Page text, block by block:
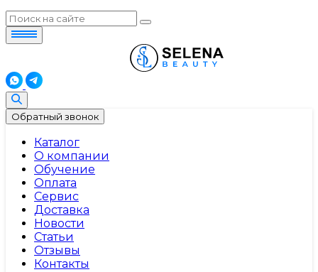
Обратный звонок
Каталог
О компании
Обучение
Оплата
Сервис
Доставка
Новости
Статьи
Отзывы
Контакты